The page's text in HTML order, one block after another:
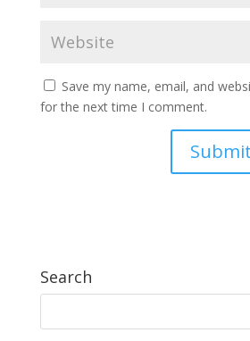
Save my name, email, and
for the next time I comment.
Search